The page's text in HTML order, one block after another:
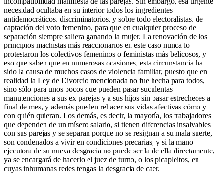
necesidad ocultaba en su interior todos los ingredientes
antidemocráticos, discriminatorios, y sobre todo electoralistas, de
captación del voto femenino, para que en cualquier proceso de
separación siempre saliera ganando la mujer. La renovación de los
principios machistas más reaccionarios en este caso nunca lo
protestaron los colectivos femeninos o feministas más belicosos, y
eso que saben que en numerosas ocasiones, esta circunstancia ha
sido la causa de muchos casos de violencia familiar, puesto que en
realidad la Ley de Divorcio mencionada no fue hecha para todos,
sino sólo para unos pocos que pueden pasar suculentas
manutenciones a sus ex parejas y a sus hijos sin pasar estrecheces a
final de mes, y además pueden rehacer sus vidas afectivas cómo y
con quién quieran. Los demás, es decir, la mayoría, los trabajadores
que dependen de un mísero salario, si tienen diferencias insalvables
con sus parejas y se separan porque no se resignan a su mala suerte,
son condenados a vivir en condiciones precarias, y si la mano
ejecutora de su nueva desgracia no puede ser la de ella directamente,
ya se encargará de hacerlo el juez de turno, o los picapleitos, en
cuyas inhumanas redes tengas la desgracia de caer.